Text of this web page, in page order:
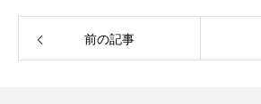
前の記事